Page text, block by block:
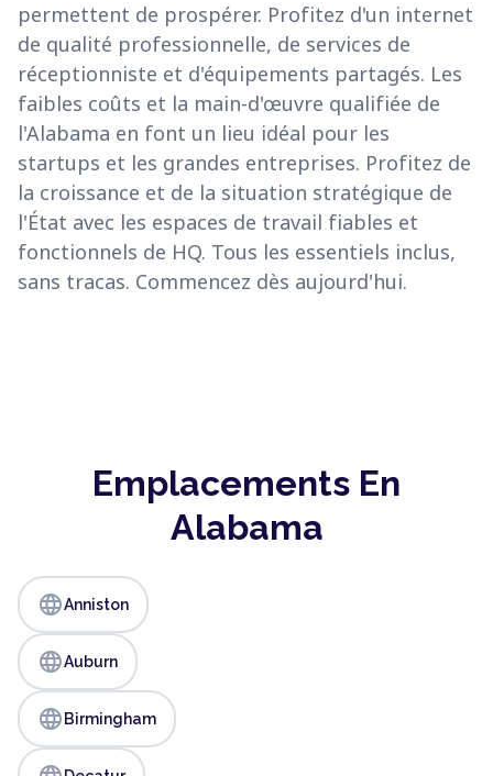
permettent de prospérer. Profitez d'un internet
de qualité professionnelle, de services de
réceptionniste et d'équipements partagés. Les
faibles coûts et la main-d'œuvre qualifiée de
l'Alabama en font un lieu idéal pour les
startups et les grandes entreprises. Profitez de
la croissance et de la situation stratégique de
l'État avec les espaces de travail fiables et
fonctionnels de HQ. Tous les essentiels inclus,
sans tracas. Commencez dès aujourd'hui.
Emplacements En
Alabama
languageAnniston
languageAuburn
language Birmingham